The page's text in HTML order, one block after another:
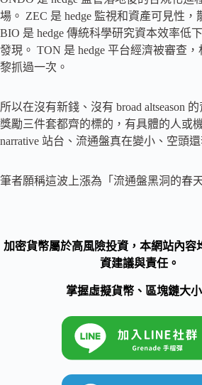
場。 ZEC 是 hedge 監視和資產可見性，
BIO 是 hedge 傳統科學研究資本效率低
發現。 TON 是 hedge 平台經濟被審查
黎抓過一次。
所以在沒有新錢、沒有 broad altseason
獎勵三件套都齊的標的，有具體的人或
narrative 站台、流通盤真在變小、空頭
筆者願稱這波上漲為「流通盤黑洞的春
加密貨幣屬於高風險投資，本網站內容
資建議與責任。
掌握虛擬貨幣、區塊鏈大